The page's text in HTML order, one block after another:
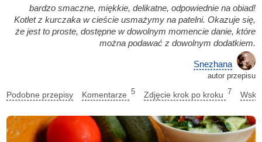
bardzo smaczne, miękkie, delikatne, odpowiednie na obiad!
Kotlet z kurczaka w cieście usmażymy na patelni. Okazuje się,
że jest to proste, dostępne w dowolnym momencie danie, które
można podawać z dowolnym dodatkiem.
Snezhana
autor przepisu
Podobne przepisy Komentarze 5 Zdjęcie krok po kroku 7